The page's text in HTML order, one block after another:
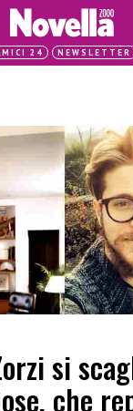
24 NEWSLETTER
si
che